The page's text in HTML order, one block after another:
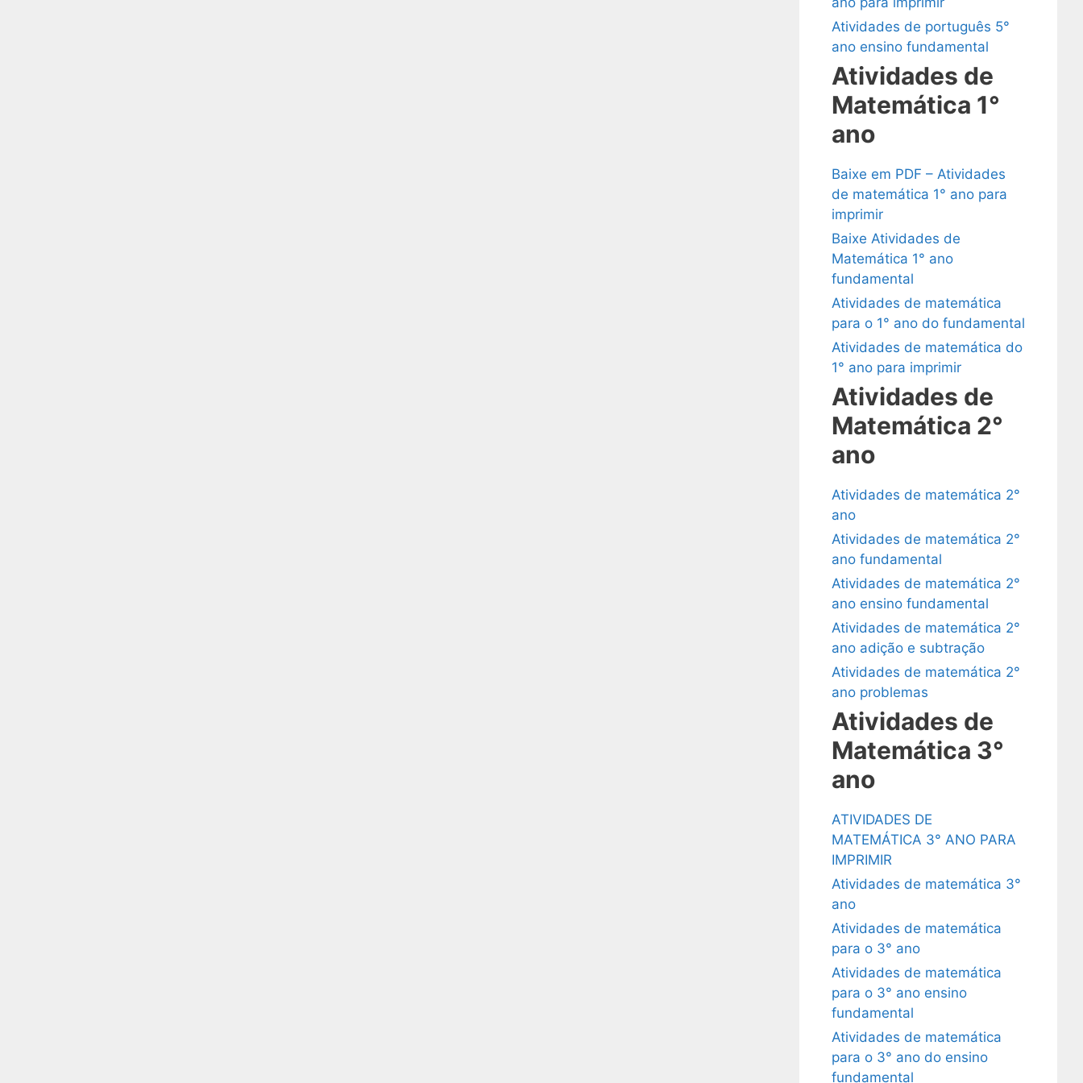
Atividades de português 5°
ano ensino fundamental
Atividades de
Matemática 1°
ano
Baixe em PDF – Atividades
de matemática 1° ano para
imprimir
Baixe Atividades de
Matemática 1° ano
fundamental
Atividades de matemática
para o 1° ano do fundamental
Atividades de matemática do
1° ano para imprimir
Atividades de
Matemática 2°
ano
Atividades de matemática 2°
ano
Atividades de matemática 2°
ano fundamental
Atividades de matemática 2°
ano ensino fundamental
Atividades de matemática 2°
ano adição e subtração
Atividades de matemática 2°
ano problemas
Atividades de
Matemática 3°
ano
ATIVIDADES DE
MATEMÁTICA 3° ANO PARA
IMPRIMIR
Atividades de matemática 3°
ano
Atividades de matemática
para o 3° ano
Atividades de matemática
para o 3° ano ensino
fundamental
Atividades de matemática
para o 3° ano do ensino
fundamental